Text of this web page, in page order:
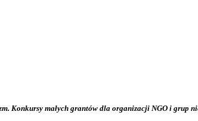
Konkursy małych grantów dla organizacji NGO i grup